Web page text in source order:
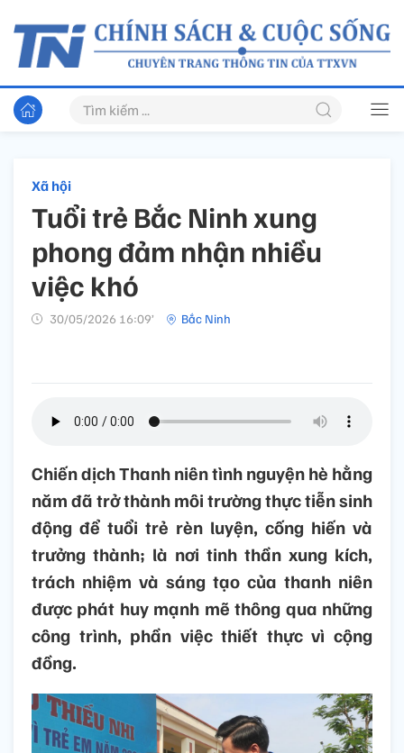
Xã hội
Tuổi trẻ Bắc Ninh xung
phong đảm nhận nhiều
việc khó
30/05/2026 16:09’ Bắc Ninh
Chiến dịch Thanh niên tình nguyện hè hằng
năm đã trở thành môi trường thực tiễn sinh
động để tuổi trẻ rèn luyện, cống hiến và
trưởng thành; là nơi tinh thần xung kích,
trách nhiệm và sáng tạo của thanh niên
được phát huy mạnh mẽ thông qua những
công trình, phần việc thiết thực vì cộng
đồng.